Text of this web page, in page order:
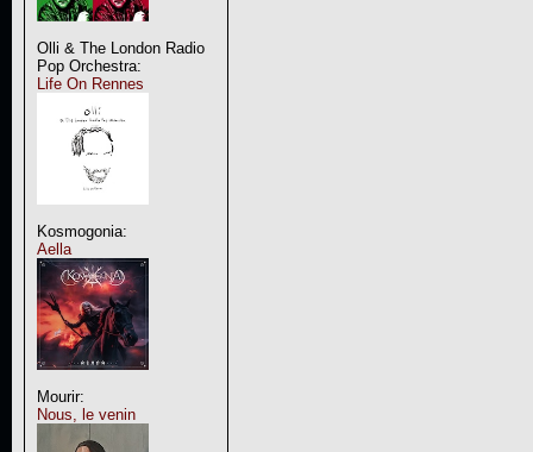
Olli & The London Radio
Pop Orchestra:
Life On Rennes
Kosmogonia:
Aella
Mourir:
Nous, le venin